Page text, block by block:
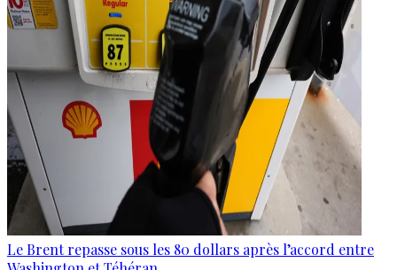
Le Brent repasse sous les 80 dollars après l’accord entre